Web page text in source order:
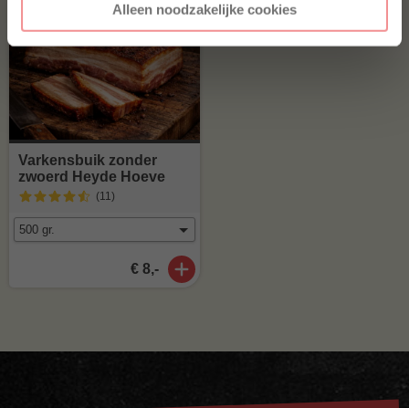
Alleen noodzakelijke cookies
Varkensbuik zonder
zwoerd Heyde Hoeve
(11)
€ 8,-